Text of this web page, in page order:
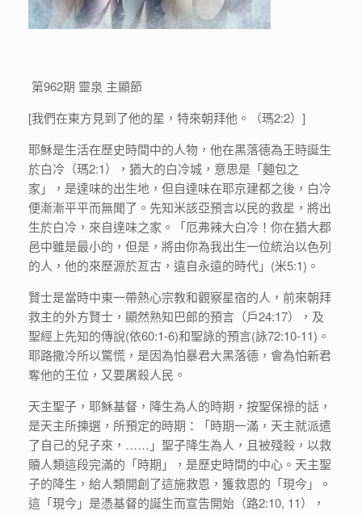
第962期 靈泉 主顯節
[我們在東方見到了他的星，特來朝拜他。（瑪2:2）]
耶穌是生活在歷史時間中的人物，他在黑落德為王時誕生
於白冷（瑪2:1），猶大的白冷城，意思是「麵包之
家」，是達味的出生地，但自達味在耶京建都之後，白冷
便漸漸平平而無聞了。先知米該亞預言以民的救星，將出
生於白冷，來自達味之家。「厄弗辣大白冷！你在猶大郡
邑中雖是最小的，但是，將由你為我出生一位統治以色列
的人，他的來歷源於亙古，遠自永遠的時代」(米5:1)。
賢士是當時中東一帶熱心宗教和觀察星宿的人，前來朝拜
救主的外方賢士，顯然熟知巴郎的預言（戶24:17），及
聖經上先知的傳說(依60:1-6)和聖詠的預言(詠72:10-11)。
耶路撒冷所以驚慌，是因為怕暴君大黑落德，會為怕新君
奪他的王位，又要屠殺人民。
天主聖子，耶穌基督，降生為人的時期，按聖保祿的話，
是天主所揀選，所預定的時期：「時期一滿，天主就派遣
了自己的兒子來，……」聖子降生為人，且被殘殺，以救
贖人類這段完滿的「時期」，是歷史時間的中心。天主聖
子的降生，給人類開創了這施救恩，獲救恩的「現今」。
這「現今」是憑基督的誕生而宣告開始（路2:10, 11），